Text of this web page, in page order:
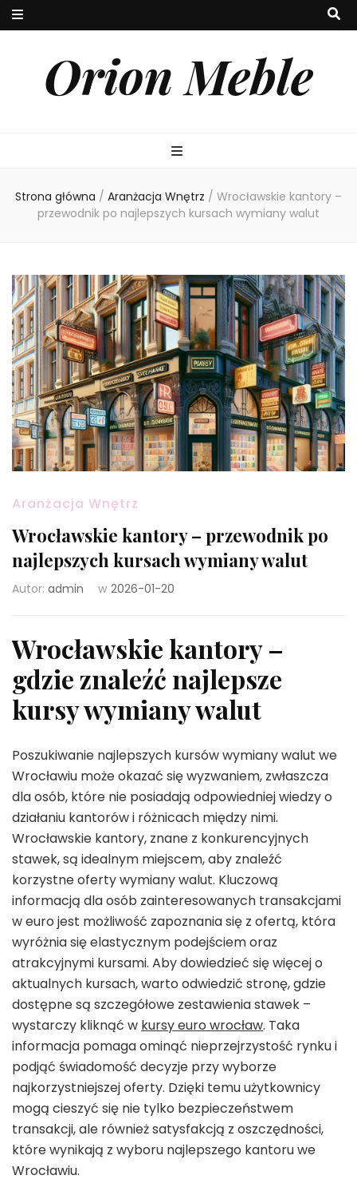
Orion Meble
Strona główna / Aranżacja Wnętrz / Wrocławskie kantory –
przewodnik po najlepszych kursach wymiany walut
Aranżacja Wnętrz
Wrocławskie kantory – przewodnik po
najlepszych kursach wymiany walut
Autor: admin w 2026-01-20
Wrocławskie kantory –
gdzie znaleźć najlepsze
kursy wymiany walut
Poszukiwanie najlepszych kursów wymiany walut we
Wrocławiu może okazać się wyzwaniem, zwłaszcza
dla osób, które nie posiadają odpowiedniej wiedzy o
działaniu kantorów i różnicach między nimi.
Wrocławskie kantory, znane z konkurencyjnych
stawek, są idealnym miejscem, aby znaleźć
korzystne oferty wymiany walut. Kluczową
informacją dla osób zainteresowanych transakcjami
w euro jest możliwość zapoznania się z ofertą, która
wyróżnia się elastycznym podejściem oraz
atrakcyjnymi kursami. Aby dowiedzieć się więcej o
aktualnych kursach, warto odwiedzić stronę, gdzie
dostępne są szczegółowe zestawienia stawek –
wystarczy kliknąć w kursy euro wrocław. Taka
informacja pomaga ominąć nieprzejrzystość rynku i
podjąć świadomość decyzje przy wyborze
najkorzystniejszej oferty. Dzięki temu użytkownicy
mogą cieszyć się nie tylko bezpieczeństwem
transakcji, ale również satysfakcją z oszczędności,
które wynikają z wyboru najlepszego kantoru we
Wrocławiu.